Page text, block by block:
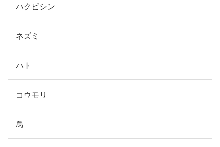
ハクビシン
ネズミ
ハト
コウモリ
鳥